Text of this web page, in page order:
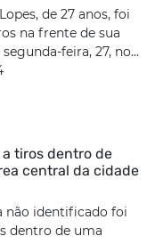
de 27 anos, foi
na frente de sua
feira, 27, no...
tiros dentro de
central da cidade
não identificado foi
dentro de uma